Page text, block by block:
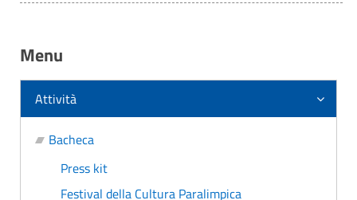
Menu
Attività
Bacheca
Press kit
Festival della Cultura Paralimpica